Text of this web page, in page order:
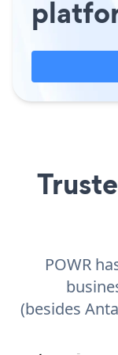
POWR
(besides